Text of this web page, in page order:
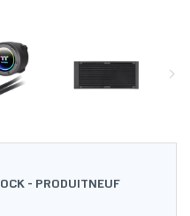
- PRODUITNEUF